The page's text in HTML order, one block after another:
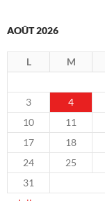
AOÛT 2026
L M
3
4
10
11
17
18
24
25
31